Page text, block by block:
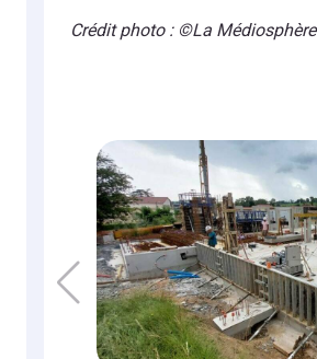
Crédit photo : ©La Médiosphère